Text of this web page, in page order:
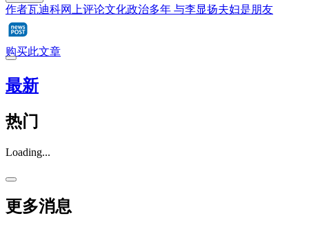
作者瓦迪科网上评论文化政治多年 与李显扬夫妇是朋友
购买此文章
最新
热门
Loading...
更多消息